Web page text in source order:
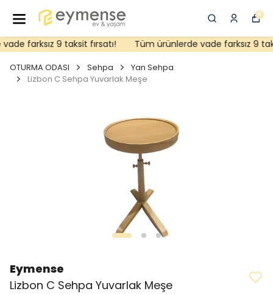
0
farksız 9 taksit fırsatı! Tüm ürünlerde vade farksız 9
OTURMA ODASI Sehpa
Yan Sehpa
Lizbon C Sehpa Yuvarlak Meşe
Eymense
Lizbon C Sehpa Yuvarlak Meşe